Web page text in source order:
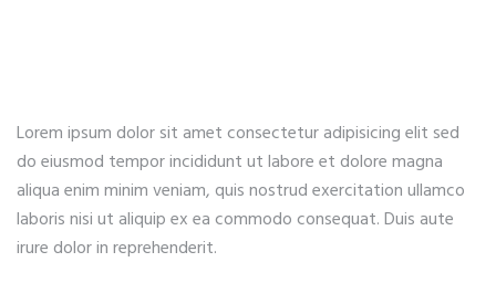
Lorem ipsum dolor sit amet consectetur adipisicing elit sed
do eiusmod tempor incididunt ut labore et dolore magna
aliqua enim minim veniam, quis nostrud exercitation ullamco
laboris nisi ut aliquip ex ea commodo consequat. Duis aute
irure dolor in reprehenderit.